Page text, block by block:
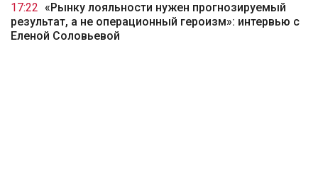
17:22 «Рынку лояльности нужен прогнозируемый
результат, а не операционный героизм»: интервью с
Еленой Соловьевой